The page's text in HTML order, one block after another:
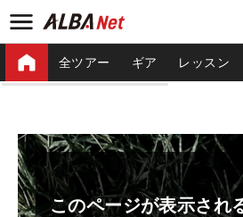
全ツアー ギア レッスン
このページが表示され